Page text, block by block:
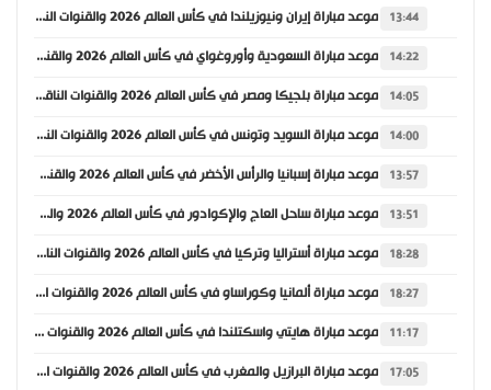
13:44 موعد مباراة إيران ونيوزيلندا في كأس العالم 2026 والقنوات الناقلة
14:22 موعد مباراة السعودية وأوروغواي في كأس العالم 2026 والقنوات الناقلة
14:05 موعد مباراة بلجيكا ومصر في كأس العالم 2026 والقنوات الناقلة
14:00 موعد مباراة السويد وتونس في كأس العالم 2026 والقنوات الناقلة
13:57 موعد مباراة إسبانيا والرأس الأخضر في كأس العالم 2026 والقنوات الناقلة
13:51 موعد مباراة ساحل العاج والإكوادور في كأس العالم 2026 والقنوات الناقلة
18:28 موعد مباراة أستراليا وتركيا في كأس العالم 2026 والقنوات الناقلة
18:27 موعد مباراة ألمانيا وكوراساو في كأس العالم 2026 والقنوات الناقلة
11:17 موعد مباراة هايتي واسكتلندا في كأس العالم 2026 والقنوات الناقلة
17:05 موعد مباراة البرازيل والمغرب في كأس العالم 2026 والقنوات الناقلة